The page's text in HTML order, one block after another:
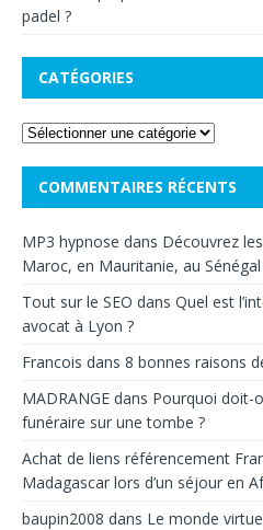
padel ?
CATÉGORIES
COMMENTAIRES RÉCENTS
MP3 hypnose dans Découvrez
Maroc, en Mauritanie, au
Tout sur le SEO dans Quel est
avocat à Lyon ?
Francois dans 8 bonnes raisons
MADRANGE dans Pourquoi doit-
funéraire sur une tombe ?
Achat de liens référencement
Madagascar lors d’un séjour en
baupin2008 dans Le monde